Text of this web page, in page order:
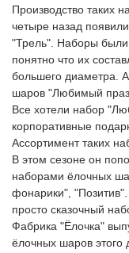
Производство таких
четыре назад
"Трель". Наборы
понятно что их
большего диаметра.
шаров "Любимый
Все хотели набор
корпоративные
Ассортимент таких
В этом сезоне он
наборами ёлочных
фонарики",
просто сказочный
Фабрика "Ёлочка"
ёлочных шаров этого